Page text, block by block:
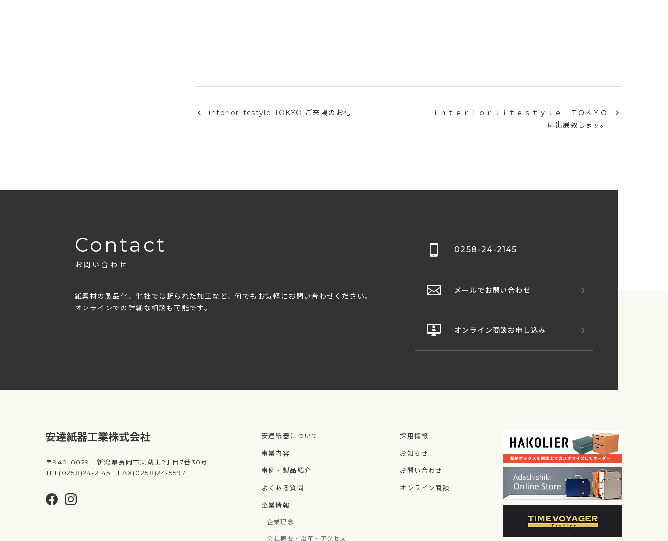
interiorlifestyle TOKYO ご来場のお礼
ｉｎｔｅｒｉｏｒｌｉｆｅｓｔｙｌｅ ＴＯＫＹＯ
に出展致します。
Contact
お問い合わせ
紙素材の製品化、他社では断られた加工など、何でもお気軽にお問い合わせください。
オンラインでの詳細な相談も可能です。
0258-24-2145
メールでお問い合わせ
オンライン商談お申し込み
〒940-0029 新潟県長岡市東蔵王2丁目7番30号
TEL(0258)24-2145 FAX(0258)24-5597
安達紙器について
事業内容
事例・製品紹介
よくある質問
企業情報
企業理念
会社概要・沿革・アクセス
採用情報
お知らせ
お問い合わせ
オンライン商談